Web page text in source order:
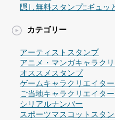
隠し無料スタンプ::ギュッ
カテゴリー
アーティストスタンプ
アニメ・マンガキャラク
オススメスタンプ
ゲームキャラクリエイタ
ご当地キャラクリエイタ
シリアルナンバー
スポーツマスコットスタ